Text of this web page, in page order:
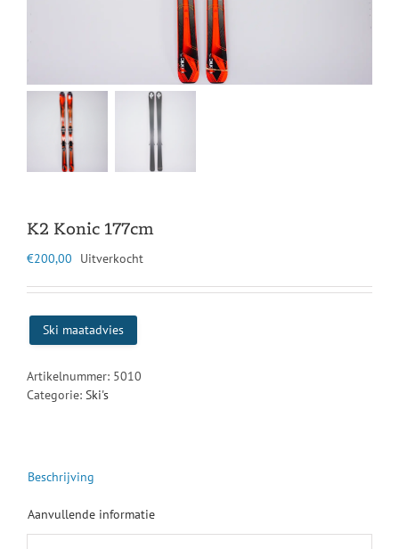
K2 Konic 177cm
€200,00 Uitverkocht
Ski maatadvies
Artikelnummer: 5010
Categorie: Ski's
Beschrijving
Aanvullende informatie